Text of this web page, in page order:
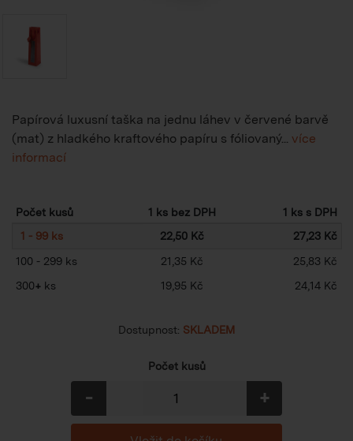
Papírová luxusní taška na jednu láhev v červené barvě
(mat) z hladkého kraftového papíru s fóliovaný... více
informací
Počet kusů 1 ks bez DPH
1 ks s DPH
1 - 99 ks
22,50 Kč
27,23 Kč
100 - 299 ks
21,35 Kč
25,83 Kč
300+ ks 19,95 Kč 24,14 Kč
Dostupnost: SKLADEM
Počet kusů
- +